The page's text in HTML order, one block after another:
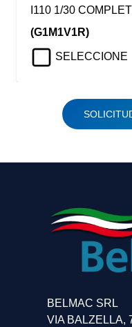
I110 1/30
(G1M1V1R)
SELECCIONE
BELMAC SRL
VIA BALZELLA,